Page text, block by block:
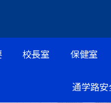
校長室 保健室
通学路